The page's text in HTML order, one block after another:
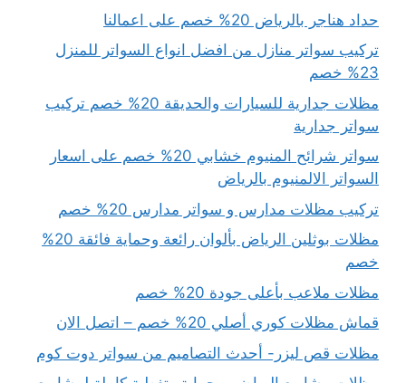
حداد هناجر بالرياض 20% خصم على اعمالنا
تركيب سواتر منازل من افضل انواع السواتر للمنزل
23% خصم
مظلات جدارية للسيارات والحديقة 20% خصم تركيب
سواتر جدارية
سواتر شرائح المنيوم خشابي 20% خصم على اسعار
السواتر الالمنيوم بالرياض
تركيب مظلات مدارس و سواتر مدارس 20% خصم
مظلات بوثلين الرياض بألوان رائعة وحماية فائقة 20%
خصم
مظلات ملاعب بأعلى جودة 20% خصم
قماش مظلات كوري أصلي 20% خصم – اتصل الان
مظلات قص ليزر- أحدث التصاميم من سواتر دوت كوم